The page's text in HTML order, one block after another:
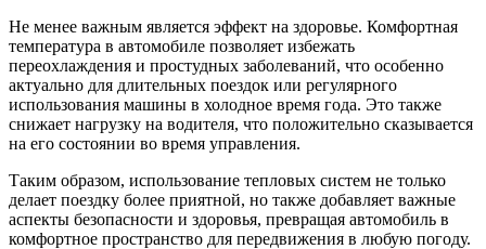
Не менее важным является эффект на здоровье. Комфортная
температура в автомобиле позволяет избежать
переохлаждения и простудных заболеваний, что особенно
актуально для длительных поездок или регулярного
использования машины в холодное время года. Это также
снижает нагрузку на водителя, что положительно сказывается
на его состоянии во время управления.
Таким образом, использование тепловых систем не только
делает поездку более приятной, но также добавляет важные
аспекты безопасности и здоровья, превращая автомобиль в
комфортное пространство для передвижения в любую погоду.